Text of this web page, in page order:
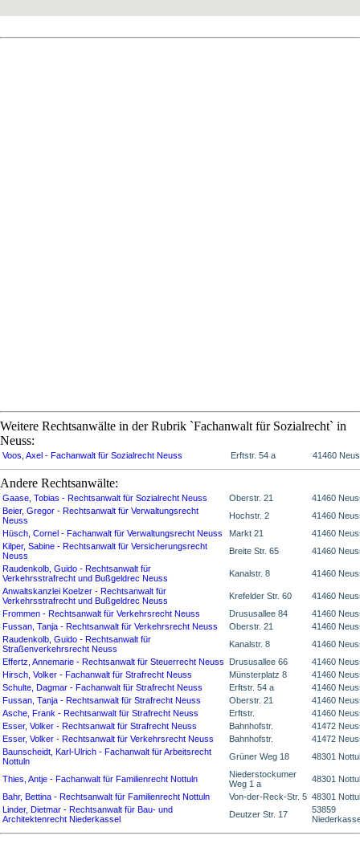
Weitere Rechtsanwälte in der Rubrik `Fachanwalt für Sozialrecht` in
Neuss:
Voos, Axel - Fachanwalt für Sozialrecht Neuss Erftstr. 54 a 41460
Andere Rechtsanwälte:
Gaase, Tobias - Rechtsanwalt für Sozialrecht Neuss Oberstr. 21
41460
Beier, Gregor - Rechtsanwalt für Verwaltungsrecht
Neuss
Hochstr. 2
41460
Hüsch, Cornel - Fachanwalt für Verwaltungsrecht Neuss
Markt 21
41460
Kilper, Sabine - Rechtsanwalt für Versicherungsrecht
Neuss
Breite Str. 65
41460
Raudenkolb, Guido - Rechtsanwalt für
Verkehrsstrafrecht und Bußgeldrec Neuss
Kanalstr. 8
41460
Anwaltskanzlei Koelzer - Rechtsanwalt für
Verkehrsstrafrecht und Bußgeldrec Neuss
Krefelder Str. 60
41460
Frommen - Rechtsanwalt für Verkehrsrecht Neuss
Drususallee 84
41460
Fussan, Tanja - Rechtsanwalt für Verkehrsrecht Neuss
Oberstr. 21
41460
Raudenkolb, Guido - Rechtsanwalt für
Straßenverkehrsrecht Neuss
Kanalstr. 8
41460
Effertz, Annemarie - Rechtsanwalt für Steuerrecht Neuss
Drususallee 66
41460
Hirsch, Volker - Fachanwalt für Strafrecht Neuss
Münsterplatz 8
41460
Schulte, Dagmar - Fachanwalt für Strafrecht Neuss
Erftstr. 54 a
41460
Fussan, Tanja - Rechtsanwalt für Strafrecht Neuss
Oberstr. 21
41460
Asche, Frank - Rechtsanwalt für Strafrecht Neuss
Erftstr.
41460
Esser, Volker - Rechtsanwalt für Strafrecht Neuss
Bahnhofstr.
41472
Esser, Volker - Rechtsanwalt für Verkehrsrecht Neuss
Bahnhofstr.
41472
Baunscheidt, Karl-Ulrich - Fachanwalt für Arbeitsrecht
Nottuln
Grüner Weg 18 48301
Thies, Antje - Fachanwalt für Familienrecht Nottuln
Niederstockumer
Weg 1 a
48301
Bahr, Bettina - Rechtsanwalt für Familienrecht Nottuln
Von-der-Reck-Str. 5 48301
Linder, Dietmar - Rechtsanwalt für Bau- und
Architektenrecht Niederkassel
Deutzer Str. 17
53859